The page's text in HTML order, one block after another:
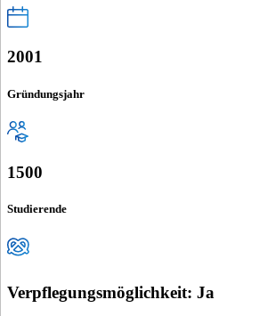
2001
Gründungsjahr
1500
Studierende
Verpflegungsmöglichkeit: Ja